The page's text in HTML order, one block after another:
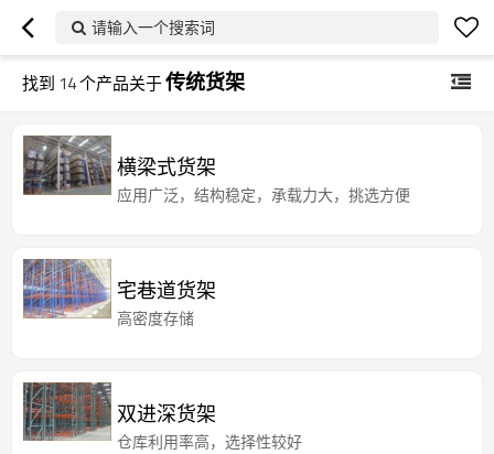
请输入一个搜索词
找到 14个产品关于传统货架
横梁式货架
应用广泛，结构稳定，承载力大，挑选方便
宅巷道货架
高密度存储
双进深货架
仓库利用率高，选择性较好